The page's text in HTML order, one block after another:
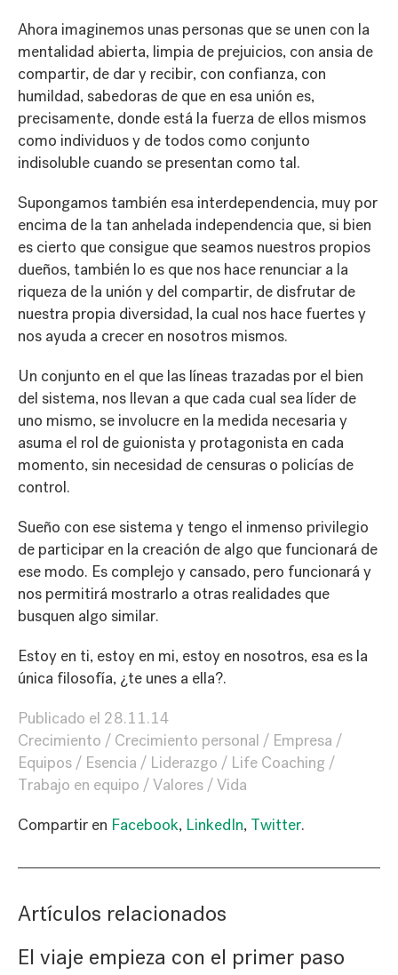
Ahora imaginemos unas personas que se unen con la
mentalidad abierta, limpia de prejuicios, con ansia de
compartir, de dar y recibir, con confianza, con
humildad, sabedoras de que en esa unión es,
precisamente, donde está la fuerza de ellos mismos
como individuos y de todos como conjunto
indisoluble cuando se presentan como tal.
Supongamos también esa interdependencia, muy por
encima de la tan anhelada independencia que, si bien
es cierto que consigue que seamos nuestros propios
dueños, también lo es que nos hace renunciar a la
riqueza de la unión y del compartir, de disfrutar de
nuestra propia diversidad, la cual nos hace fuertes y
nos ayuda a crecer en nosotros mismos.
Un conjunto en el que las líneas trazadas por el bien
del sistema, nos llevan a que cada cual sea líder de
uno mismo, se involucre en la medida necesaria y
asuma el rol de guionista y protagonista en cada
momento, sin necesidad de censuras o policías de
control.
Sueño con ese sistema y tengo el inmenso privilegio
de participar en la creación de algo que funcionará de
ese modo. Es complejo y cansado, pero funcionará y
nos permitirá mostrarlo a otras realidades que
busquen algo similar.
Estoy en ti, estoy en mi, estoy en nosotros, esa es la
única filosofía, ¿te unes a ella?.
Publicado el 28.11.14
Crecimiento
Crecimiento personal
Empresa
Equipos
Esencia Liderazgo
Life Coaching
Trabajo en equipo
Valores Vida
Compartir en Facebook, LinkedIn, Twitter.
Artículos relacionados
El viaje empieza con el primer paso